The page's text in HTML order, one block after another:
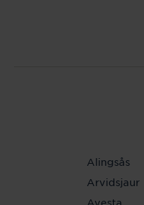
Alingsås
Arvidsjaur
Avesta